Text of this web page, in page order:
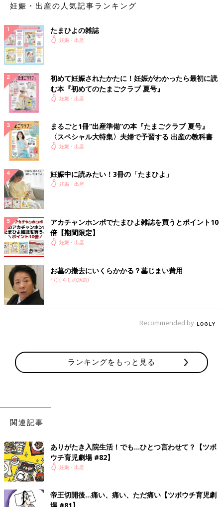
妊娠・出産の人気記事ランキング
たまひよの雑誌
妊娠・出産
初めて妊娠されたかたに！妊娠がわかったら最初に読
む本『初めてのたまごクラブ 夏号』
妊娠・出産
まるごと1冊“出産準備”の本『たまごクラブ 夏号』
〈スペシャル大特集〉夫婦で予習する 出産の教科書
妊娠・出産
妊娠中に読みたい！3冊の「たまひよ」
妊娠・出産
アカチャンホンポでたまひよ雑誌を買うとポイント10
倍【期間限定】
妊娠・出産
お墓の撤去にいくらかかる？墓じまい費用
PR(くらしの話題)
Recommended by
ランキングをもっと見る
関連記事
ありがたき入院生活！でも…ひとつ言わせて？【ツボ
ウチ育児劇場 #82】
妊娠・出産
帝王切開後…痛い、痛い、ただ痛い【ツボウチ育児劇